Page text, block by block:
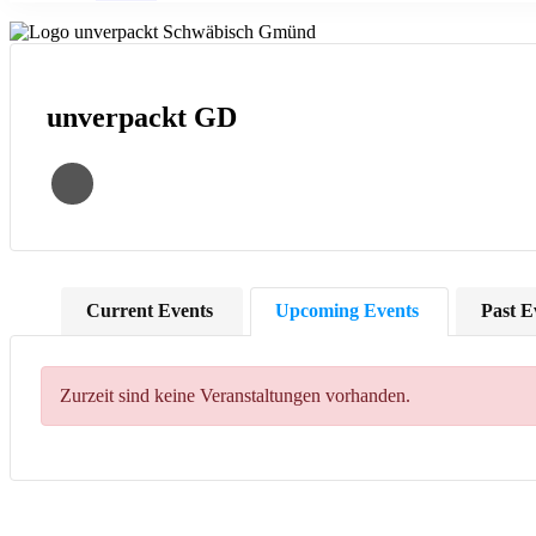
unver­packt GD
Cur­rent Events Upco­m­ing Events Past
Zur­zeit sind kei­ne Ver­an­stal­tun­gen vorhanden.